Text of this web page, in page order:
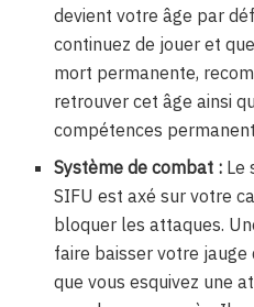
devient votre âge par
continuez de jouer et
mort permanente,
retrouver cet âge ainsi
compétences
Système de combat : Le
SIFU est axé sur votre
bloquer les attaques.
faire baisser votre
que vous esquivez une